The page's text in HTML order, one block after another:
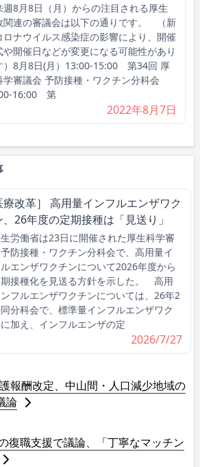
8月8日（月）からの注目される厚生
関連の審議会は以下の通りです。 （新
ロナウイルス感染症の影響により、開催
や開催日などが変更になる可能性があり
）8月8日(月）13:00-15:00 第34回 厚
学審議会 予防接種・ワクチン分科会
16:00 第
2022年8月7日
療改革］ 高用量インフルエンザワク
、26年度の定期接種は「見送り」
労働省は23日に開催された厚生科学審
防接種・ワクチン分科会で、高用量イ
エンザワクチンについて2026年度から
接種化を見送る方針を示した。 高用
フルエンザワクチンについては、26年2
同分科会で、標準量インフルエンザワク
加え、インフルエンザの定
2026/7/27
報酬改定、中山間・人口減少地域の
論
復職支援で議論、「丁寧なマッチン